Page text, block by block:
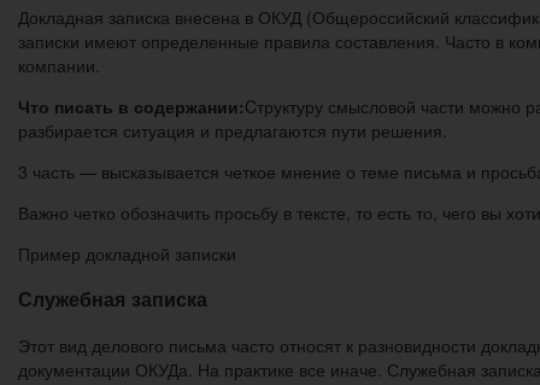
Докладная записка внесена в ОКУД (Общероссийский
записки имеют определенные правила составления. Часто в
компании.
Что писать в содержании:Cтруктуру смысловой части можно
разбирается ситуация и предлагаются пути решения.
3 часть — высказывается четкое мнение о теме письма и
Важно четко обозначить просьбу в тексте, то есть то, чего вы
Пример докладной записки
Служебная записка
Этот вид делового письма часто относят к разновидности
документации ОКУДа. На практике все иначе. Служебная